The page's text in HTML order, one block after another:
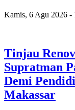
Kamis, 6 Agu 2026 -
Tinjau
Supratman
Demi
Makassar